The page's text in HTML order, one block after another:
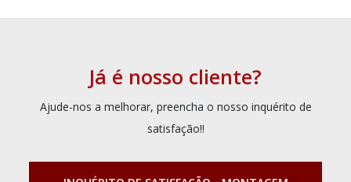
Já é nosso cliente?
Ajude-nos a melhorar, preencha o nosso inquérito de
satisfação!!